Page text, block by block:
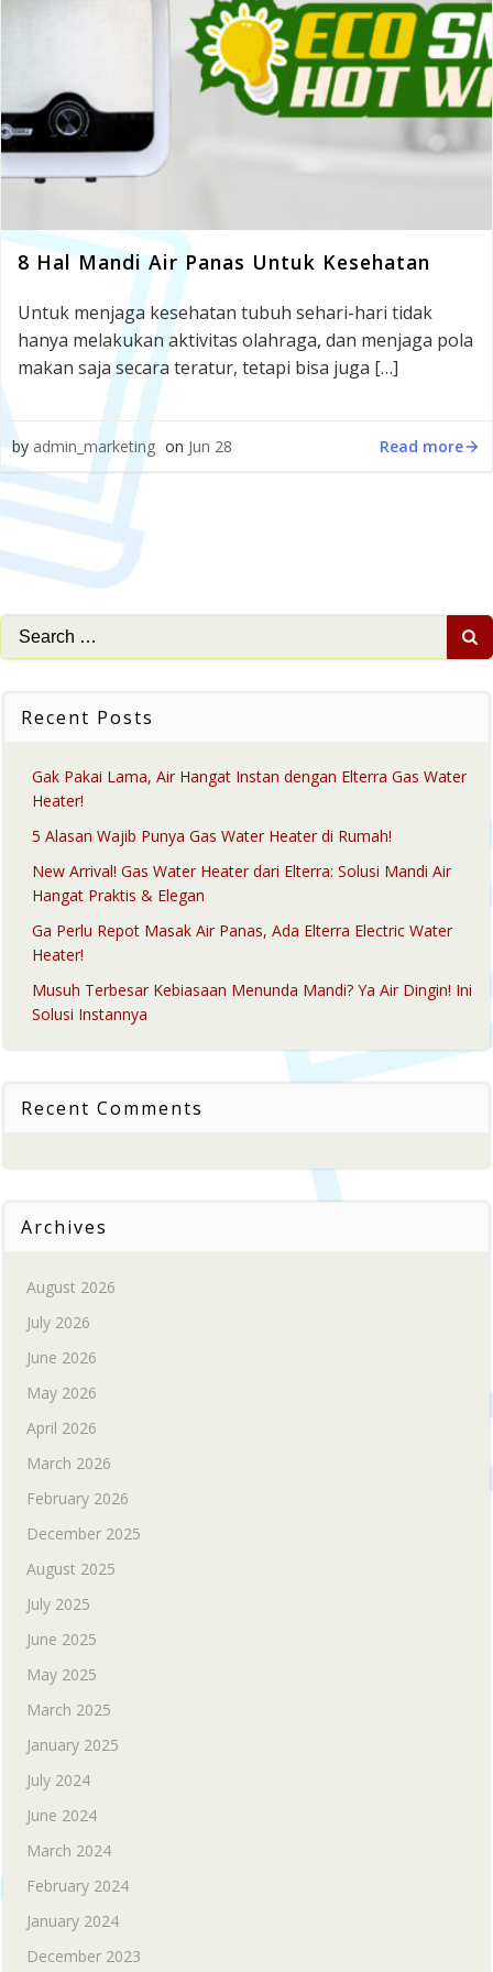
8 Hal Mandi Air Panas Untuk Kesehatan
Untuk menjaga kesehatan tubuh sehari-hari tidak
hanya melakukan aktivitas olahraga, dan menjaga pola
makan saja secara teratur, tetapi bisa juga […]
by admin_marketing on Jun 28 Read more
Search
for:
Recent Posts
Gak Pakai Lama, Air Hangat Instan dengan Elterra Gas Water
Heater!
5 Alasan Wajib Punya Gas Water Heater di Rumah!
New Arrival! Gas Water Heater dari Elterra: Solusi Mandi Air
Hangat Praktis & Elegan
Ga Perlu Repot Masak Air Panas, Ada Elterra Electric Water
Heater!
Musuh Terbesar Kebiasaan Menunda Mandi? Ya Air Dingin! Ini
Solusi Instannya
Recent Comments
Archives
August 2026
July 2026
June 2026
May 2026
April 2026
March 2026
February 2026
December 2025
August 2025
July 2025
June 2025
May 2025
March 2025
January 2025
July 2024
June 2024
March 2024
February 2024
January 2024
December 2023